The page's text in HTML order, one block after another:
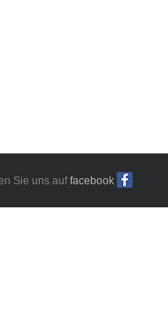
Sie uns auffacebook